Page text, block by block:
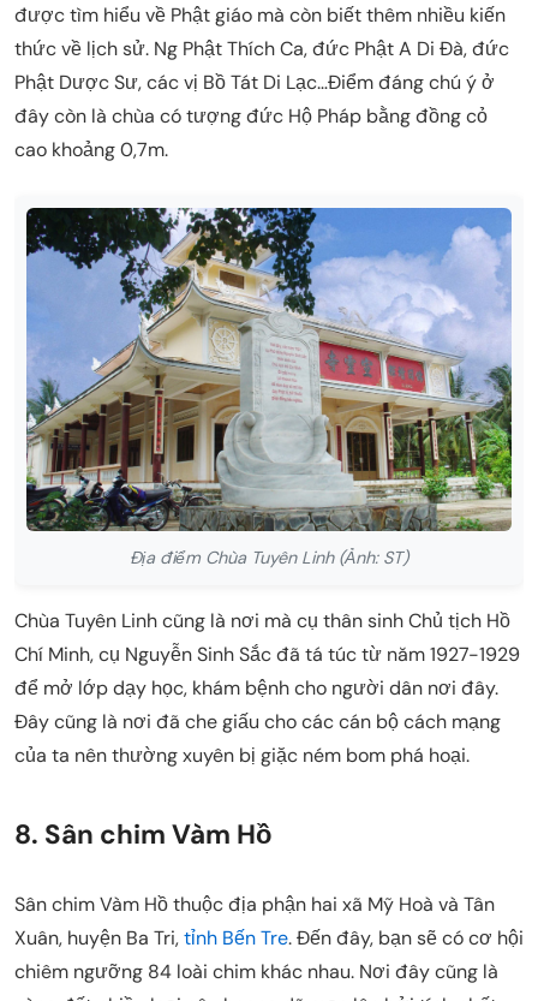
được tìm hiểu về Phật giáo mà còn biết thêm nhiều kiến
thức về lịch sử. Ng Phật Thích Ca, đức Phật A Di Đà, đức
Phật Dược Sư, các vị Bồ Tát Di Lạc…Điểm đáng chú ý ở
đây còn là chùa có tượng đức Hộ Pháp bằng đồng cỏ
cao khoảng 0,7m.
Địa điểm Chùa Tuyên Linh (Ảnh: ST)
Chùa Tuyên Linh cũng là nơi mà cụ thân sinh Chủ tịch Hồ
Chí Minh, cụ Nguyễn Sinh Sắc đã tá túc từ năm 1927-1929
để mở lớp dạy học, khám bệnh cho người dân nơi đây.
Đây cũng là nơi đã che giấu cho các cán bộ cách mạng
của ta nên thường xuyên bị giặc ném bom phá hoại.
8. Sân chim Vàm Hồ
Sân chim Vàm Hồ thuộc địa phận hai xã Mỹ Hoà và Tân
Xuân, huyện Ba Tri,tỉnh Bến Tre. Đến đây, bạn sẽ có cơ hội
chiêm ngưỡng 84 loài chim khác nhau. Nơi đây cũng là